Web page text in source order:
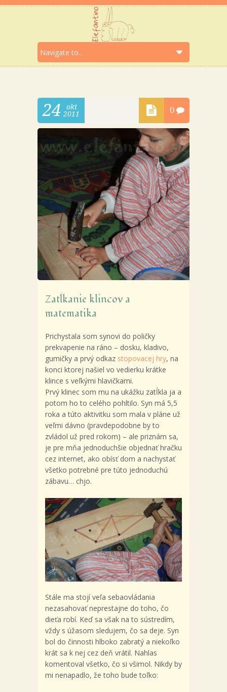
24
okt
2011
0
Zatĺkanie klincov a
matematika
Prichystala som synovi do poličky
prekvapenie na ráno – dosku, kladivo,
gumičky a prvý odkaz stopovacej hry, na
konci ktorej našiel vo vedierku krátke
klince s veľkými hlavičkami.
Prvý klinec som mu na ukážku zatĺkla ja a
potom ho to celého pohltilo. Syn má 5,5
roka a túto aktivitku som mala v pláne už
veľmi dávno (pravdepodobne by to
zvládol už pred rokom) – ale priznám sa,
je pre mňa jednoduchšie objednať hračku
cez internet, ako obísť dom a nachystať
všetko potrebné pre túto jednoduchú
zábavu… chjo.
Stále ma stojí veľa sebaovládania
nezasahovať neprestajne do toho, čo
dieťa robí. Keď sa však na to sústredím,
vždy s úžasom sledujem, čo sa deje. Syn
bol do činnosti hlboko zabratý a niekoľko
krát sa k nej cez deň vrátil. Nahlas
komentoval všetko, čo si všimol. Nikdy by
mi nenapadlo, že toho bude toľko: